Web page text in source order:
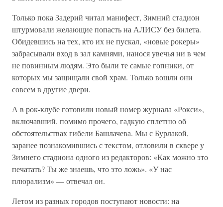
Только пока Задерий читал манифест, Зимний стадион
штурмовали желающие попасть на АЛИСУ без билета.
Обидевшись на тех, кто их не пускал, «новые рокеры»
забрасывали вход в зал камнями, нанося увечья ни в чем
не повинным людям. Это были те самые гопники, от
которых мы защищали свой храм. Только вошли они
совсем в другие двери.
А в рок-клубе готовили новый номер журнала «Рокси»,
включавший, помимо прочего, гадкую сплетню об
обстоятельствах гибели Башлачева. Мы с Бурлакой,
заранее познакомившись с текстом, отловили в сквере у
Зимнего стадиона одного из редакторов: «Как можно это
печатать? Ты же знаешь, что это ложь». «У нас
плюрализм» — отвечал он.
Летом из разных городов поступают новости: на